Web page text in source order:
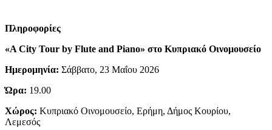
Πληροφορίες
«A City Tour by Flute and Piano» στο Κυπριακό Οινομουσείο
Ημερομηνία: Σάββατο, 23 Μαΐου 2026
Ώρα: 19.00
Χώρος: Κυπριακό Οινομουσείο, Ερήμη, Δήμος Κουρίου,
Λεμεσός